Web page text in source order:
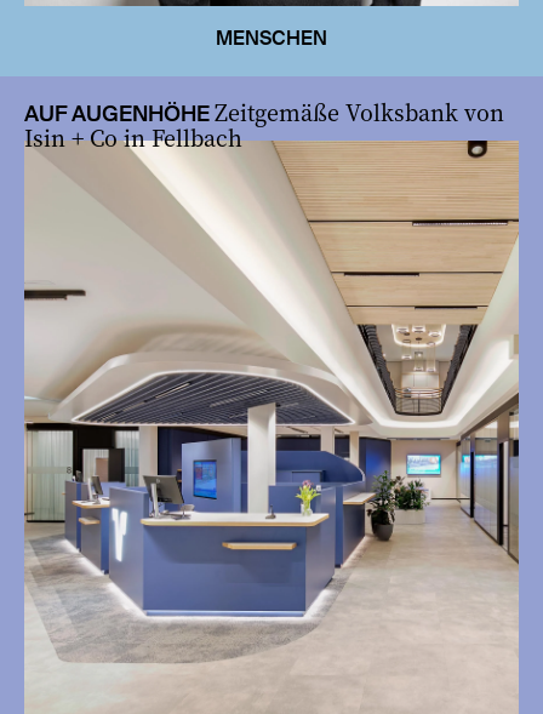
MENSCHEN
AUF AUGENHÖHEZeitgemäße Volksbank von
Isin + Co in Fellbach